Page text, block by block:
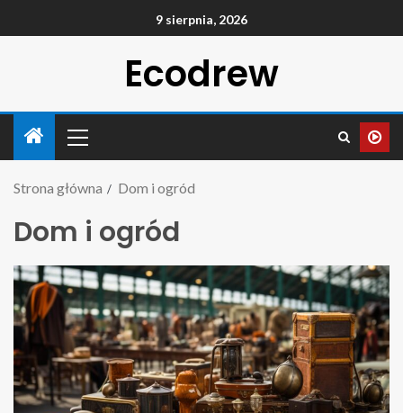
9 sierpnia, 2026
Ecodrew
Strona główna Dom i ogród
Dom i ogród